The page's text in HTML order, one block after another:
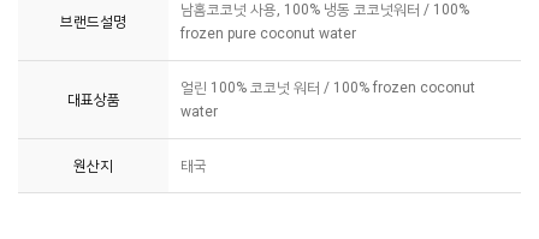
브랜드설명
남홈코코넛 사용, 100% 냉동 코코넛워터 / 100%
frozen pure coconut water
대표상품
얼린 100% 코코넛 워터 / 100% frozen coconut
water
원산지 태국